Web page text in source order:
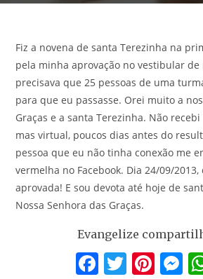
Fiz a novena de santa Terezinha na
pela minha aprovação no vestibular de
precisava que 25 pessoas de uma
para que eu passasse. Orei muito a
Graças e a santa Terezinha. Não
mas virtual, poucos dias antes do
pessoa que eu não tinha conexão me
vermelha no Facebook. Dia 24/09/
aprovada! E sou devota até hoje de
Nossa Senhora das Graças.
Evangelize
F T Pi